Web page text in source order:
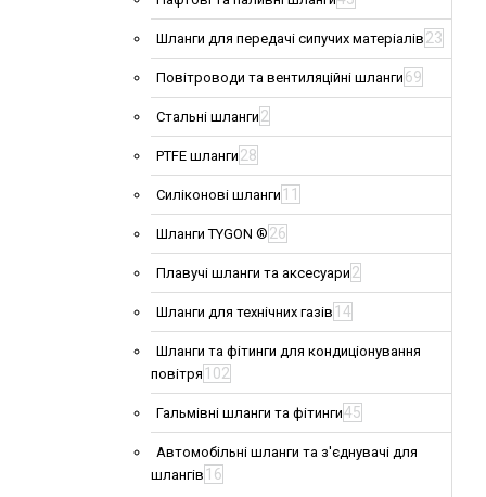
Шланги для передачі сипучих матеріалів 23
Повітроводи та вентиляційні шланги 69
Стальні шланги 2
PTFE шланги 28
Силіконові шланги 11
Шланги TYGON ® 26
Плавучі шланги та аксесуари 2
Шланги для технічних газів 14
Шланги та фітинги для кондиціонування
повітря 102
Гальмівні шланги та фітинги45
Автомобільні шланги та з'єднувачі для
шлангів 16